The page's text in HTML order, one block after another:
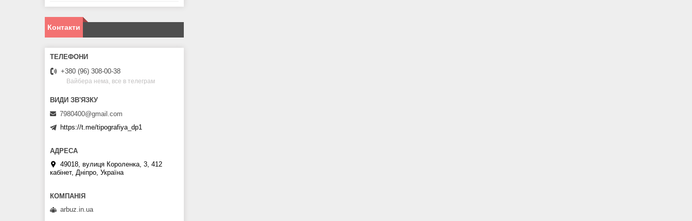
Контакти
+380 (96) 308-00-38
Вайбера нема, все в телеграм
7980400@gmail.com
https://t.me/tipografiya_dp1
49018, вулиця Короленка, 3, 412
кабінет, Дніпро, Україна
arbuz.in.ua